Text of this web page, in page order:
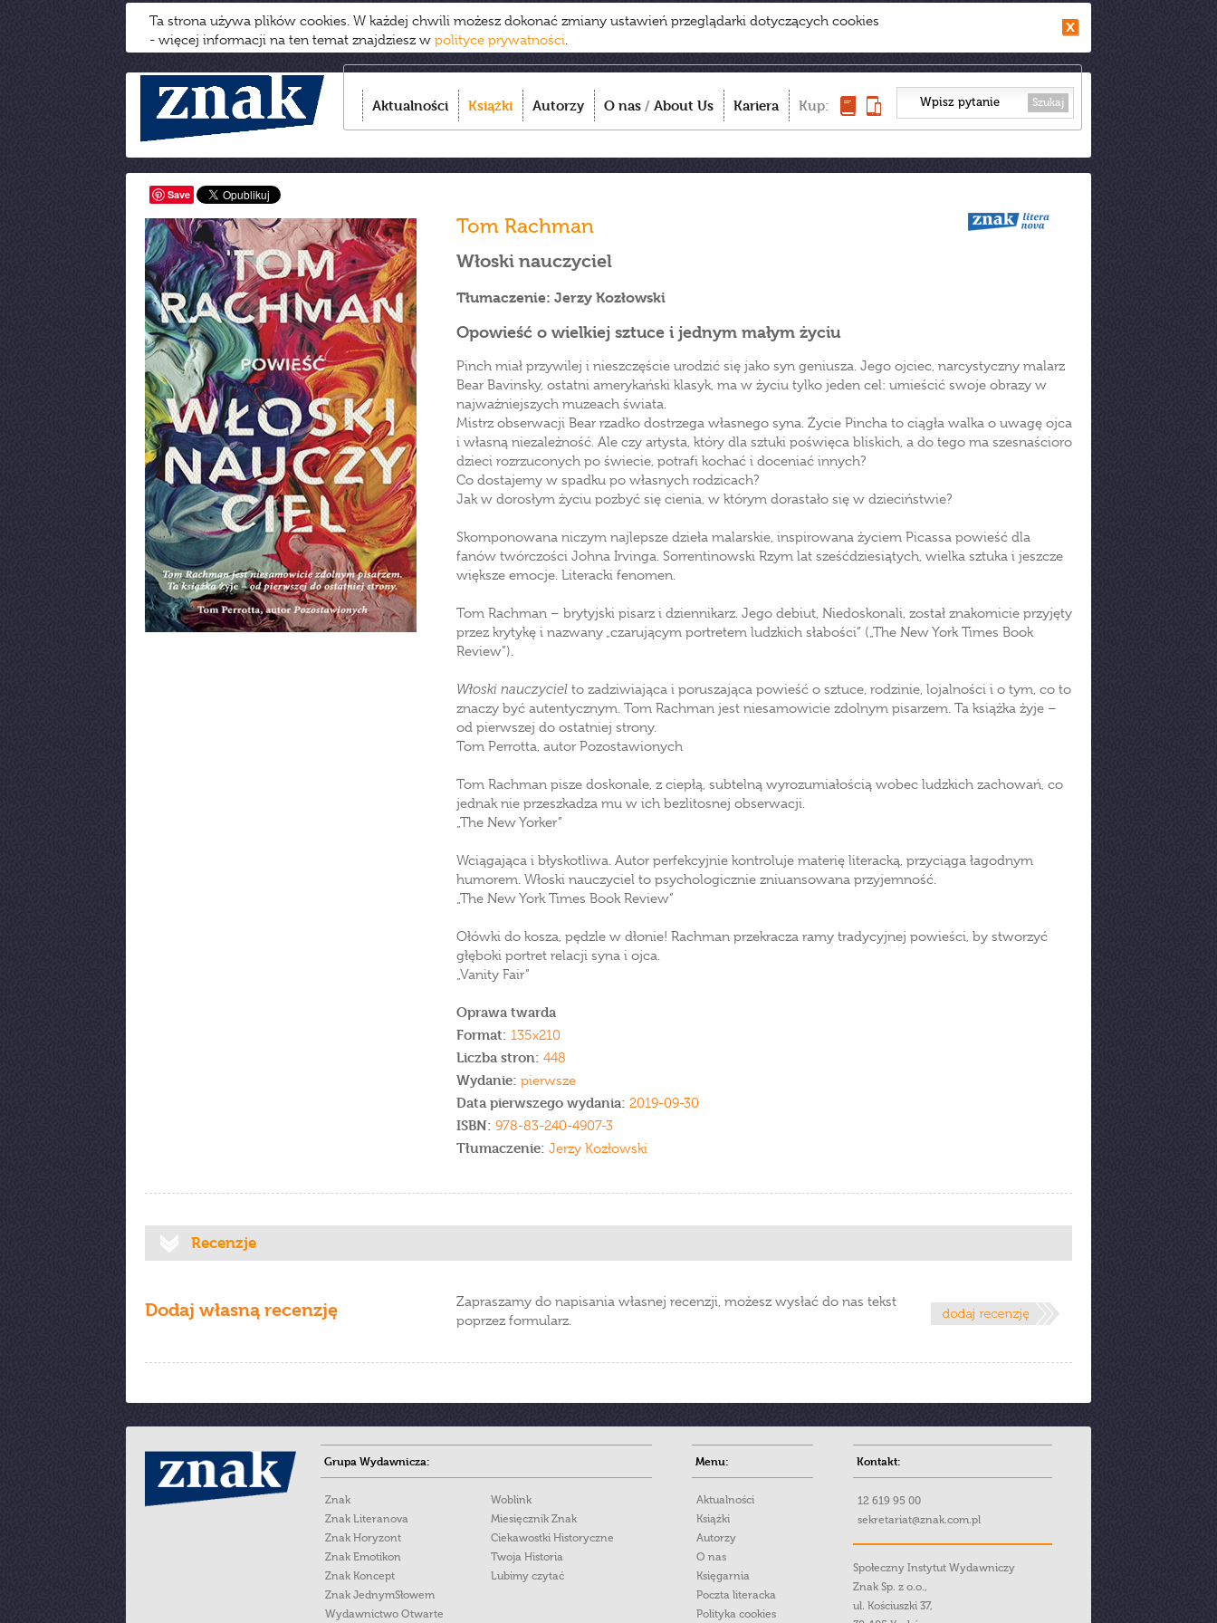
Ta strona używa plików cookies. W każdej chwili możesz dokonać zmiany ustawień przeglądarki dotyczących cookies
- więcej informacji na ten temat znajdziesz w polityce prywatności.
Aktualności Książki Autorzy O nas / About Us Kariera Kup: Szukaj
Save
Tom Rachman
Włoski nauczyciel
Tłumaczenie: Jerzy Kozłowski
Opowieść o wielkiej sztuce i jednym małym życiu
Pinch miał przywilej i nieszczęście urodzić się jako syn geniusza. Jego ojciec, narcystyczny malarz
Bear Bavinsky, ostatni amerykański klasyk, ma w życiu tylko jeden cel: umieścić swoje obrazy w
najważniejszych muzeach świata.
Mistrz obserwacji Bear rzadko dostrzega własnego syna. Życie Pincha to ciągła walka o uwagę ojca
i własną niezależność. Ale czy artysta, który dla sztuki poświęca bliskich, a do tego ma szesnaścioro
dzieci rozrzuconych po świecie, potrafi kochać i doceniać innych?
Co dostajemy w spadku po własnych rodzicach?
Jak w dorosłym życiu pozbyć się cienia, w którym dorastało się w dzieciństwie?
Skomponowana niczym najlepsze dzieła malarskie, inspirowana życiem Picassa powieść dla
fanów twórczości Johna Irvinga. Sorrentinowski Rzym lat sześćdziesiątych, wielka sztuka i jeszcze
większe emocje. Literacki fenomen.
Tom Rachman – brytyjski pisarz i dziennikarz. Jego debiut, Niedoskonali, został znakomicie przyjęty
przez krytykę i nazwany „czarującym portretem ludzkich słabości” („The New York Times Book
Review”).
Włoski nauczyciel to zadziwiająca i poruszająca powieść o sztuce, rodzinie, lojalności i o tym, co to
znaczy być autentycznym. Tom Rachman jest niesamowicie zdolnym pisarzem. Ta książka żyje –
od pierwszej do ostatniej strony.
Tom Perrotta, autor Pozostawionych
Tom Rachman pisze doskonale, z ciepłą, subtelną wyrozumiałością wobec ludzkich zachowań, co
jednak nie przeszkadza mu w ich bezlitosnej obserwacji.
„The New Yorker”
Wciągająca i błyskotliwa. Autor perfekcyjnie kontroluje materię literacką, przyciąga łagodnym
humorem. Włoski nauczyciel to psychologicznie zniuansowana przyjemność.
„The New York Times Book Review”
Ołówki do kosza, pędzle w dłonie! Rachman przekracza ramy tradycyjnej powieści, by stworzyć
głęboki portret relacji syna i ojca.
„Vanity Fair”
Oprawa twarda
Format: 135x210
Liczba stron: 448
Wydanie: pierwsze
Data pierwszego wydania: 2019-09-30
ISBN: 978-83-240-4907-3
Tłumaczenie: Jerzy Kozłowski
Recenzje
Dodaj własną recenzję
Zapraszamy do napisania własnej recenzji, możesz wysłać do nas tekst
poprzez formularz.
Grupa Wydawnicza:
Znak
Znak Literanova
Znak Horyzont
Znak Emotikon
Znak Koncept
Znak JednymSłowem
Wydawnictwo Otwarte
Woblink
Miesięcznik Znak
Ciekawostki Historyczne
Twoja Historia
Lubimy czytać
Menu:
Aktualności
Książki
Autorzy
O nas
Księgarnia
Poczta literacka
Polityka cookies
Kontakt:
12 619 95 00
sekretariat@znak.com.pl
Społeczny Instytut Wydawniczy
Znak Sp. z o.o.,
ul. Kościuszki 37,